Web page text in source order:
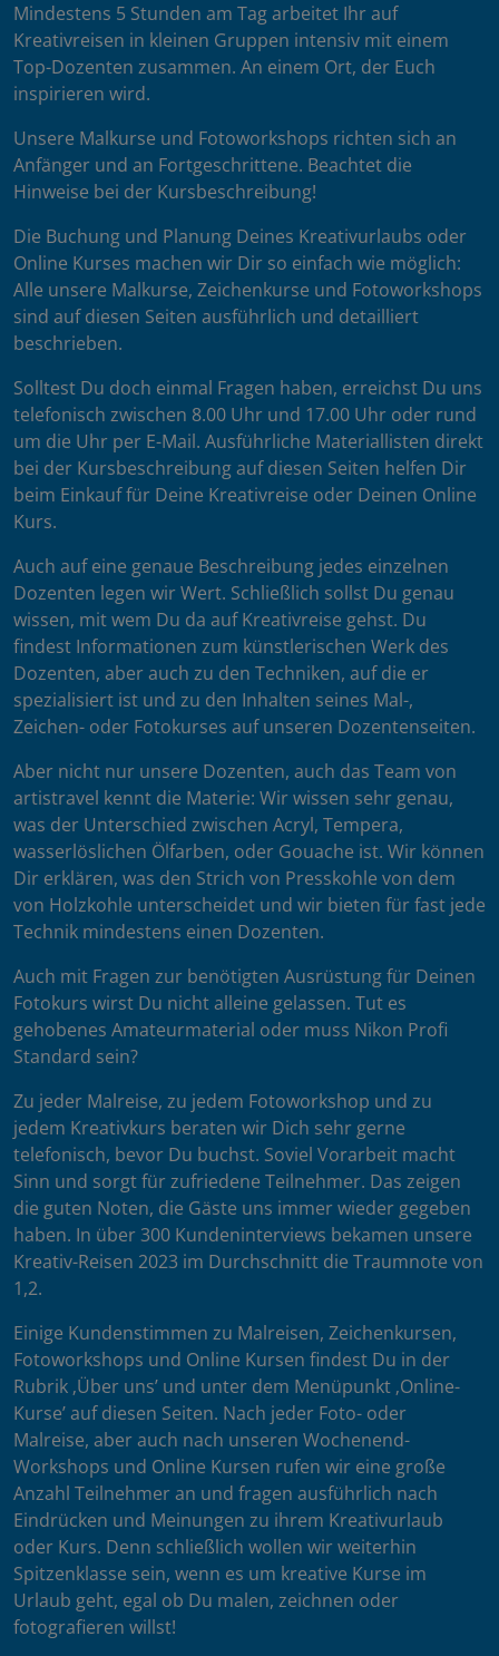
Mindestens 5 Stunden am Tag arbeitet Ihr auf
Kreativreisen in kleinen Gruppen intensiv mit einem
Top-Dozenten zusammen. An einem Ort, der Euch
inspirieren wird.
Unsere Malkurse und Fotoworkshops richten sich an
Anfänger und an Fortgeschrittene. Beachtet die
Hinweise bei der Kursbeschreibung!
Die Buchung und Planung Deines Kreativurlaubs oder
Online Kurses machen wir Dir so einfach wie möglich:
Alle unsere Malkurse, Zeichenkurse und Fotoworkshops
sind auf diesen Seiten ausführlich und detailliert
beschrieben.
Solltest Du doch einmal Fragen haben, erreichst Du uns
telefonisch zwischen 8.00 Uhr und 17.00 Uhr oder rund
um die Uhr per E-Mail. Ausführliche Materiallisten direkt
bei der Kursbeschreibung auf diesen Seiten helfen Dir
beim Einkauf für Deine Kreativreise oder Deinen Online
Kurs.
Auch auf eine genaue Beschreibung jedes einzelnen
Dozenten legen wir Wert. Schließlich sollst Du genau
wissen, mit wem Du da auf Kreativreise gehst. Du
findest Informationen zum künstlerischen Werk des
Dozenten, aber auch zu den Techniken, auf die er
spezialisiert ist und zu den Inhalten seines Mal-,
Zeichen- oder Fotokurses auf unseren Dozentenseiten.
Aber nicht nur unsere Dozenten, auch das Team von
artistravel kennt die Materie: Wir wissen sehr genau,
was der Unterschied zwischen Acryl, Tempera,
wasserlöslichen Ölfarben, oder Gouache ist. Wir können
Dir erklären, was den Strich von Presskohle von dem
von Holzkohle unterscheidet und wir bieten für fast jede
Technik mindestens einen Dozenten.
Auch mit Fragen zur benötigten Ausrüstung für Deinen
Fotokurs wirst Du nicht alleine gelassen. Tut es
gehobenes Amateurmaterial oder muss Nikon Profi
Standard sein?
Zu jeder Malreise, zu jedem Fotoworkshop und zu
jedem Kreativkurs beraten wir Dich sehr gerne
telefonisch, bevor Du buchst. Soviel Vorarbeit macht
Sinn und sorgt für zufriedene Teilnehmer. Das zeigen
die guten Noten, die Gäste uns immer wieder gegeben
haben. In über 300 Kundeninterviews bekamen unsere
Kreativ-Reisen 2023 im Durchschnitt die Traumnote von
1,2.
Einige Kundenstimmen zu Malreisen, Zeichenkursen,
Fotoworkshops und Online Kursen findest Du in der
Rubrik ‚Über uns’ und unter dem Menüpunkt ‚Online-
Kurse’ auf diesen Seiten. Nach jeder Foto- oder
Malreise, aber auch nach unseren Wochenend-
Workshops und Online Kursen rufen wir eine große
Anzahl Teilnehmer an und fragen ausführlich nach
Eindrücken und Meinungen zu ihrem Kreativurlaub
oder Kurs. Denn schließlich wollen wir weiterhin
Spitzenklasse sein, wenn es um kreative Kurse im
Urlaub geht, egal ob Du malen, zeichnen oder
fotografieren willst!